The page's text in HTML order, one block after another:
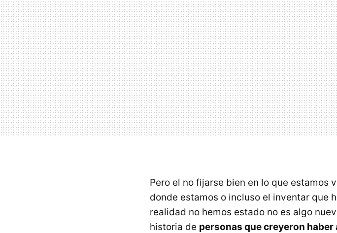
Pero el no fijarse bien en lo que estamos
donde estamos o incluso el inventar que
realidad no hemos estado no es algo
historia de personas que creyeron